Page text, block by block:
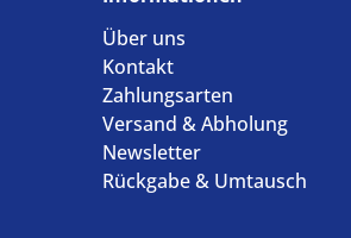
Über uns
Kontakt
Zahlungsarten
Versand & Abholung
Newsletter
Rückgabe & Umtausch